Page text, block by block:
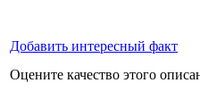
Добавить интересный факт
Оцените качество этого